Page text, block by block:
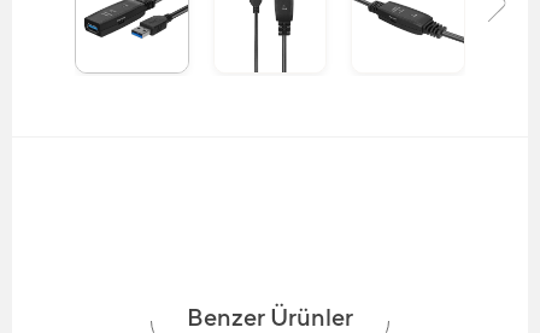
Benzer Ürünler